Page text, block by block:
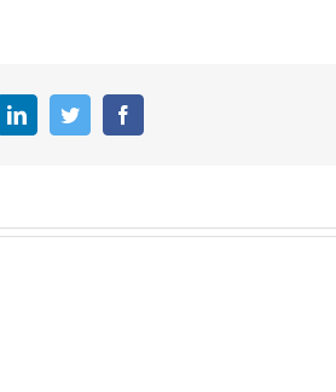
Facebook
Twitter